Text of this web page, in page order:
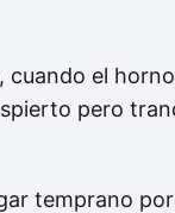
cuando el
pero
temprano